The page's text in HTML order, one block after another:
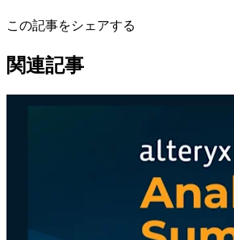
この記事をシェアする
関連記事